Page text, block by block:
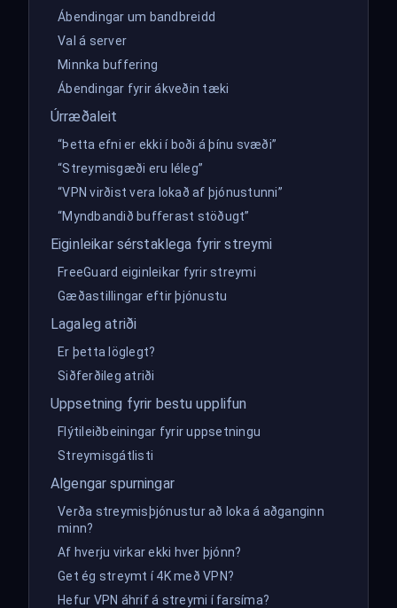
Ábendingar um bandbreidd
Val á server
Minnka buffering
Ábendingar fyrir ákveðin tæki
Úrræðaleit
“Þetta efni er ekki í boði á þínu svæði”
“Streymisgæði eru léleg”
“VPN virðist vera lokað af þjónustunni”
“Myndbandið bufferast stöðugt”
Eiginleikar sérstaklega fyrir streymi
FreeGuard eiginleikar fyrir streymi
Gæðastillingar eftir þjónustu
Lagaleg atriði
Er þetta löglegt?
Siðferðileg atriði
Uppsetning fyrir bestu upplifun
Flýtileiðbeiningar fyrir uppsetningu
Streymisgátlisti
Algengar spurningar
Verða streymisþjónustur að loka á aðganginn
minn?
Af hverju virkar ekki hver þjónn?
Get ég streymt í 4K með VPN?
Hefur VPN áhrif á streymi í farsíma?